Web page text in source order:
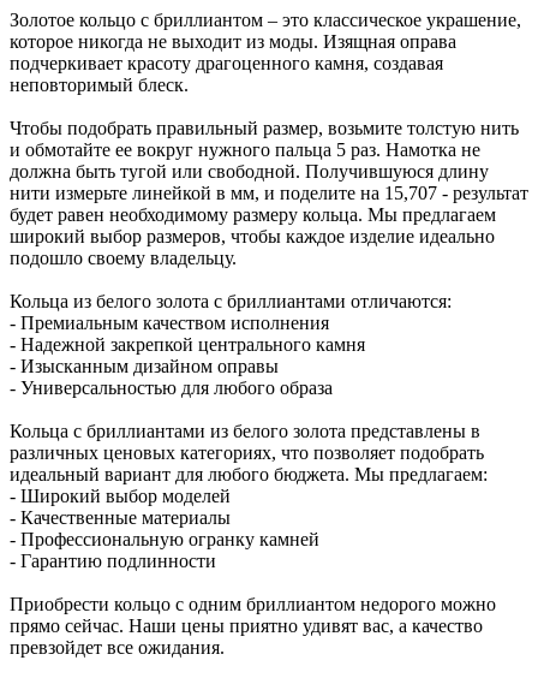
Золотое кольцо с бриллиантом – это классическое украшение,
которое никогда не выходит из моды. Изящная оправа
подчеркивает красоту драгоценного камня, создавая
неповторимый блеск.
Чтобы подобрать правильный размер, возьмите толстую нить
и обмотайте ее вокруг нужного пальца 5 раз. Намотка не
должна быть тугой или свободной. Получившуюся длину
нити измерьте линейкой в мм, и поделите на 15,707 - результат
будет равен необходимому размеру кольца. Мы предлагаем
широкий выбор размеров, чтобы каждое изделие идеально
подошло своему владельцу.
Кольца из белого золота с бриллиантами отличаются:
- Премиальным качеством исполнения
- Надежной закрепкой центрального камня
- Изысканным дизайном оправы
- Универсальностью для любого образа
Кольца с бриллиантами из белого золота представлены в
различных ценовых категориях, что позволяет подобрать
идеальный вариант для любого бюджета. Мы предлагаем:
- Широкий выбор моделей
- Качественные материалы
- Профессиональную огранку камней
- Гарантию подлинности
Приобрести кольцо с одним бриллиантом недорого можно
прямо сейчас. Наши цены приятно удивят вас, а качество
превзойдет все ожидания.